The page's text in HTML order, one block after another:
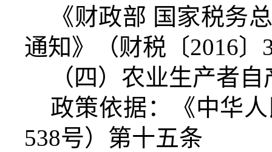
《财政部 国家税务
通知》（财税〔2016〕
（四）农业生产者
政策依据：《中华
538号）第十五条